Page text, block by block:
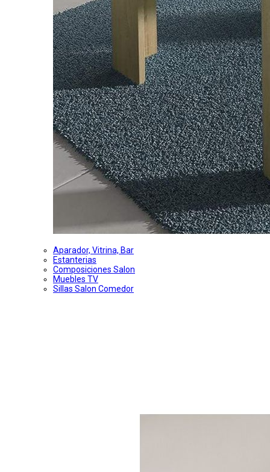
Aparador, Vitrina, Bar
Estanterias
Composiciones Salon
Muebles TV
Sillas Salon Comedor